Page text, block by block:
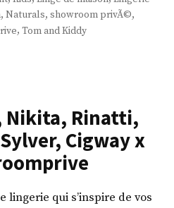
, Naturals, showroom privÃ©,
, Tom and Kiddy
Nikita, Rinatti,
Cigway x
lingerie qui s’inspire de vos